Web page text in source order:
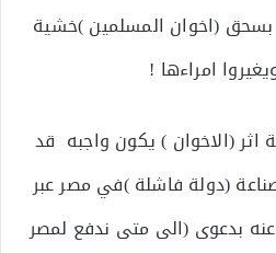
(اخوان المسلمين )خشية
امراءها !
اثر (الاخوان ) يكون واجبه قد
(دولة فاشلة )في مصر عبر
بدعوى (الى متى ندفع لمصر